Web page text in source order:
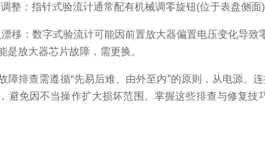
：指针式验流计通常配有机械调零旋钮(位于表盘侧面
：数字式验流计可能因前置放大器偏置电压变化导致
是放大器芯片故障，需更换。
排查需遵循“先易后难、由外至内”的原则，从电源、
避免因不当操作扩大损坏范围。掌握这些排查与修复